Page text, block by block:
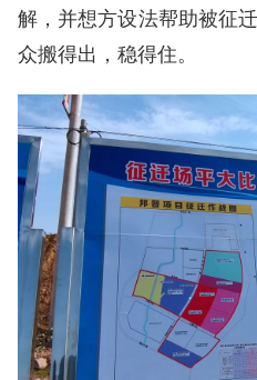
解，并想方设法帮助被征
众搬得出，稳得住。